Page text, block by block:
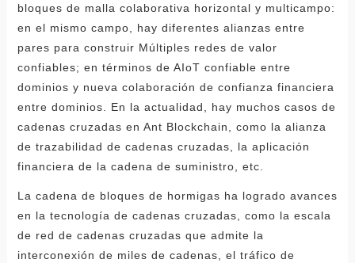
bloques de malla colaborativa horizontal y multicampo:
en el mismo campo, hay diferentes alianzas entre
pares para construir Múltiples redes de valor
confiables; en términos de AIoT confiable entre
dominios y nueva colaboración de confianza financiera
entre dominios. En la actualidad, hay muchos casos de
cadenas cruzadas en Ant Blockchain, como la alianza
de trazabilidad de cadenas cruzadas, la aplicación
financiera de la cadena de suministro, etc.
La cadena de bloques de hormigas ha logrado avances
en la tecnología de cadenas cruzadas, como la escala
de red de cadenas cruzadas que admite la
interconexión de miles de cadenas, el tráfico de